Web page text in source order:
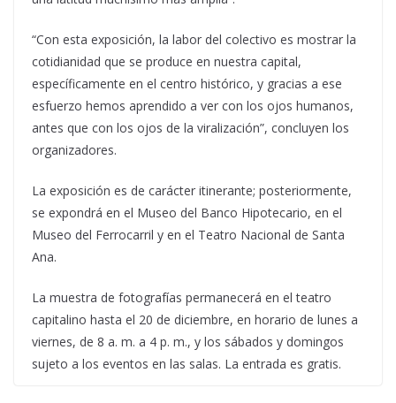
“Con esta exposición, la labor del colectivo es mostrar la
cotidianidad que se produce en nuestra capital,
específicamente en el centro histórico, y gracias a ese
esfuerzo hemos aprendido a ver con los ojos humanos,
antes que con los ojos de la viralización”, concluyen los
organizadores.
La exposición es de carácter itinerante; posteriormente,
se expondrá en el Museo del Banco Hipotecario, en el
Museo del Ferrocarril y en el Teatro Nacional de Santa
Ana.
La muestra de fotografías permanecerá en el teatro
capitalino hasta el 20 de diciembre, en horario de lunes a
viernes, de 8 a. m. a 4 p. m., y los sábados y domingos
sujeto a los eventos en las salas. La entrada es gratis.